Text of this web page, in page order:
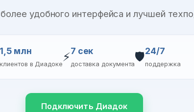
удобного интерфейса и лучшей
1,5 млн
клиентов в Диадоке
⚡7 сек
доставка документа
🛡️24/7
поддержка
Подключить Диадок